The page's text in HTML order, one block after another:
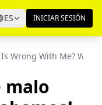
ES INICIAR SESIÓN
Wrong With Me? We
malo